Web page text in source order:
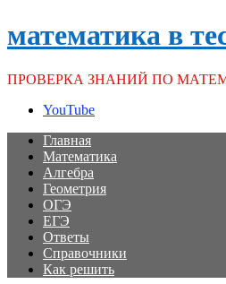
математика в
ПРОВЕРКА ЗНАНИЙ ПО
YouTube
Главная
Математика
Алгебра
Геометрия
ОГЭ
ЕГЭ
Ответы
Справочники
Как решить